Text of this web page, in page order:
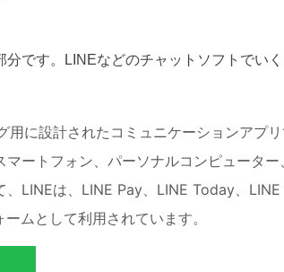
です。
LINEなどのチャットソフトでい
に設計されたコミュニケーションアプ
ートフォン、パーソナルコンピュータ
LINEは、LINE Pay、LINE Today、
ムとして利用されています。